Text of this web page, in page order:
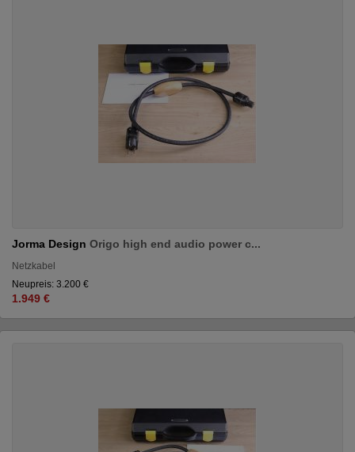
Jorma Design Origo high end audio power c...
Netzkabel
Neupreis: 3.200 €
1.949 €